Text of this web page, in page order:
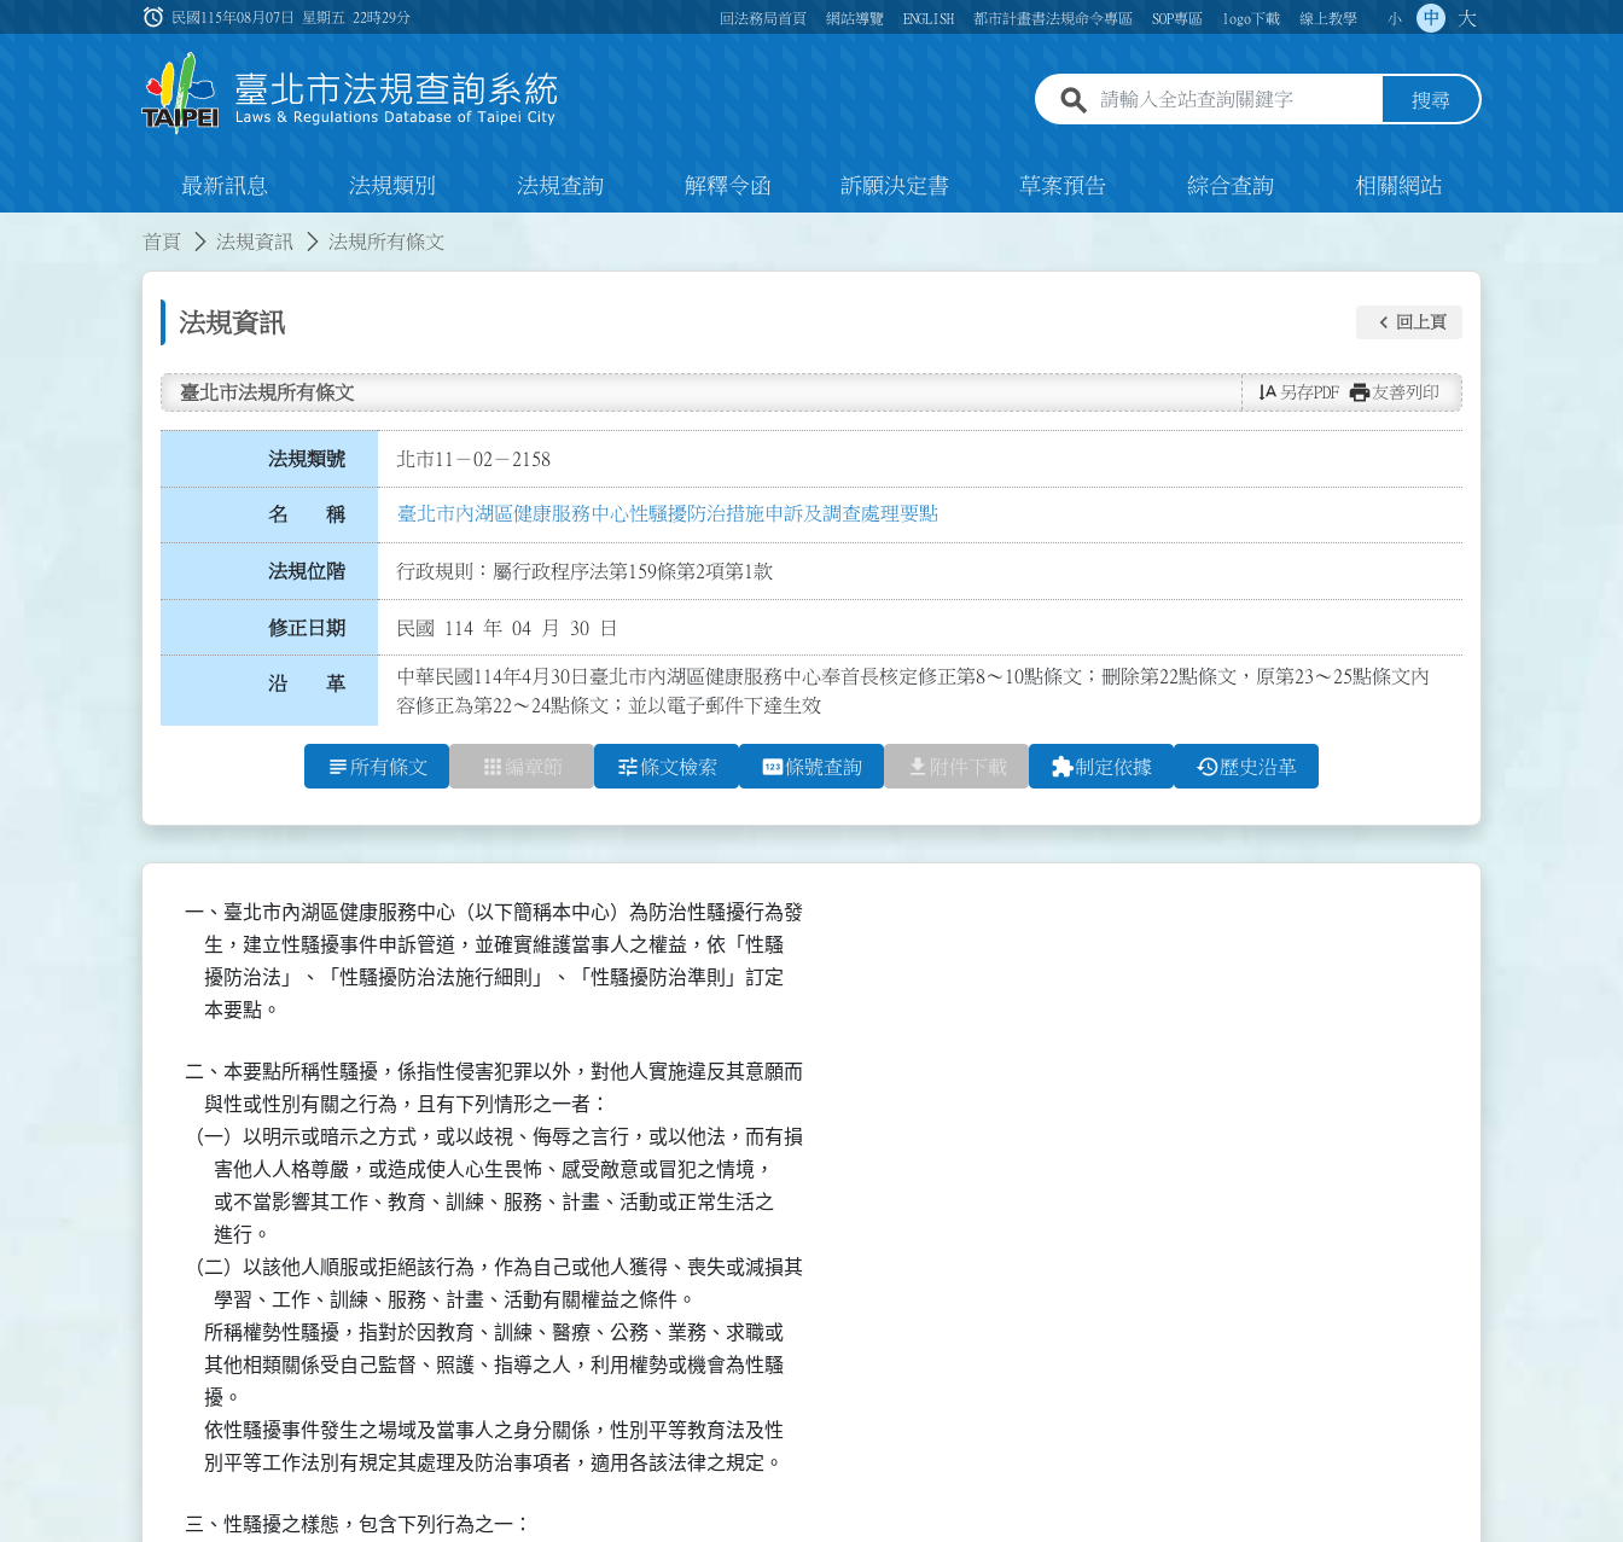
:::
alarm 民國115年08月07日 星期五22時29分 回法務局首頁 網站導覽 ENGLISH 都市計畫書法規命令專區 SOP專區 logo下載 線上教學 小 中 大
全站查詢關鍵字欄位 搜尋
最新訊息 法規類別 法規查詢 解釋令函 訴願決定書 草案預告 綜合查詢 相關網站
首頁 法規資訊 法規所有條文
法規資訊 keyboard_arrow_left 回上頁
臺北市法規所有條文 text_rotate_vertical 另存PDF print友善列印
法規類號 北市11－02－2158
名 稱 臺北市內湖區健康服務中心性騷擾防治措施申訴及調查處理要點
法規位階 行政規則：屬行政程序法第159條第2項第1款
修正日期 民國 114 年 04 月 30 日
沿 革
中華民國114年4月30日臺北市內湖區健康服務中心奉首長核定修正第8～10點條文；刪除第22點條文，原第23～25點條文內
容修正為第22～24點條文；並以電子郵件下達生效
subject 所有條文 apps 編章節 tune條文檢索 pin條號查詢 file_download 附件下載 extension制定依據 history歷史沿革
一、臺北市內湖區健康服務中心（以下簡稱本中心）為防治性騷擾行為發
    生，建立性騷擾事件申訴管道，並確實維護當事人之權益，依「性騷
    擾防治法」、「性騷擾防治法施行細則」、「性騷擾防治準則」訂定
    本要點。
二、本要點所稱性騷擾，係指性侵害犯罪以外，對他人實施違反其意願而
    與性或性別有關之行為，且有下列情形之一者：
（一）以明示或暗示之方式，或以歧視、侮辱之言行，或以他法，而有損
      害他人人格尊嚴，或造成使人心生畏怖、感受敵意或冒犯之情境，
      或不當影響其工作、教育、訓練、服務、計畫、活動或正常生活之
      進行。
（二）以該他人順服或拒絕該行為，作為自己或他人獲得、喪失或減損其
      學習、工作、訓練、服務、計畫、活動有關權益之條件。
    所稱權勢性騷擾，指對於因教育、訓練、醫療、公務、業務、求職或
    其他相類關係受自己監督、照護、指導之人，利用權勢或機會為性騷
    擾。
    依性騷擾事件發生之場域及當事人之身分關係，性別平等教育法及性
    別平等工作法別有規定其處理及防治事項者，適用各該法律之規定。
三、性騷擾之樣態，包含下列行為之一：